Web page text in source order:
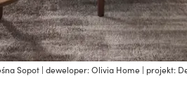
Sopot | deweloper: Olivia Home | projekt: